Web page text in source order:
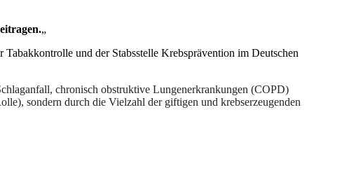
„
und der Stabsstelle Krebsprävention im Deutschen
chronisch obstruktive Lungenerkrankungen (COPD)
sondern durch die Vielzahl der giftigen und krebserzeugenden